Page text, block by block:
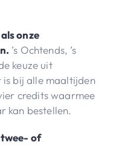
onze
’s Ochtends, ’s
keuze uit
bij alle maaltijden
credits waarmee
kan bestellen.
of